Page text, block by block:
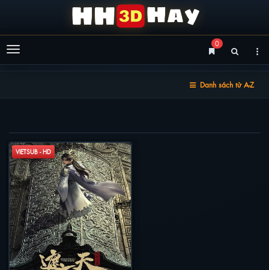
Menu
0
Danh sách từ A-Z
VIETSUB - HD